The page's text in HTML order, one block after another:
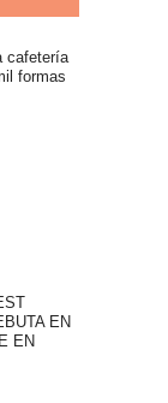
cafetería
formas
EN
EN